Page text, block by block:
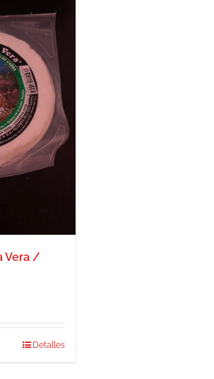
Vera /
Detalles